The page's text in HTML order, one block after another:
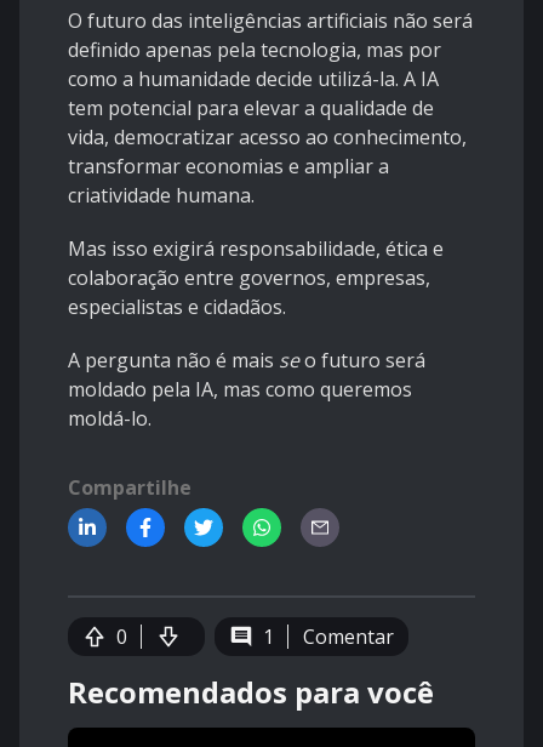
O futuro das inteligências artificiais não será
definido apenas pela tecnologia, mas por
como a humanidade decide utilizá-la. A IA
tem potencial para elevar a qualidade de
vida, democratizar acesso ao conhecimento,
transformar economias e ampliar a
criatividade humana.
Mas isso exigirá responsabilidade, ética e
colaboração entre governos, empresas,
especialistas e cidadãos.
A pergunta não é mais seo futuro será
moldado pela IA, mas como queremos
moldá-lo.
Compartilhe
0 1 Comentar
Recomendados para você